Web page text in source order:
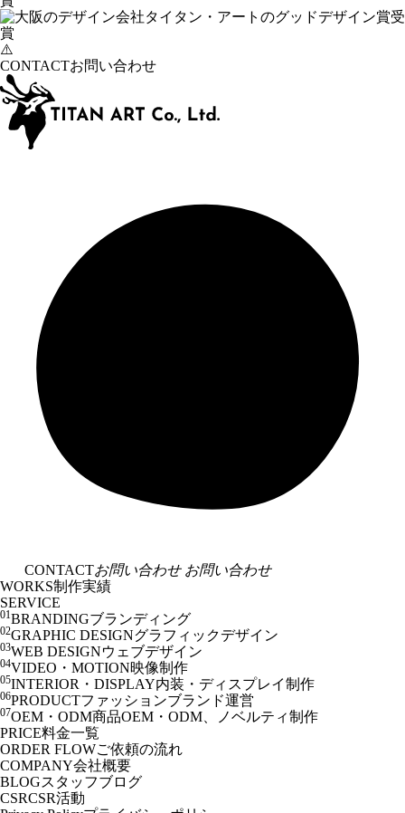
CONTACTお問い合わせ
CONTACTお問い合わせ お問い合わせ
WORKS制作実績
SERVICE
01BRANDINGブランディング
02GRAPHIC DESIGNグラフィックデザイン
03WEB DESIGNウェブデザイン
04VIDEO・MOTION映像制作
05INTERIOR・DISPLAY内装・ディスプレイ制作
06PRODUCTファッションブランド運営
07OEM・ODM商品OEM・ODM、ノベルティ制作
PRICE料金一覧
ORDER FLOWご依頼の流れ
COMPANY会社概要
BLOGスタッフブログ
CSRCSR活動